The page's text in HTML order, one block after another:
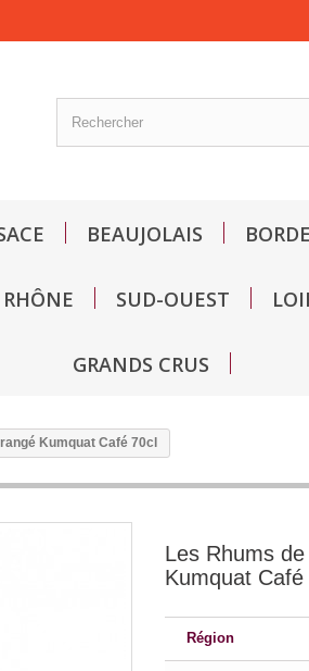
BEAUJOLAIS
RHÔNE SUD-OUEST
GRANDS CRUS
Kumquat Café 70cl
Les Rhums
Kumquat Café
Région